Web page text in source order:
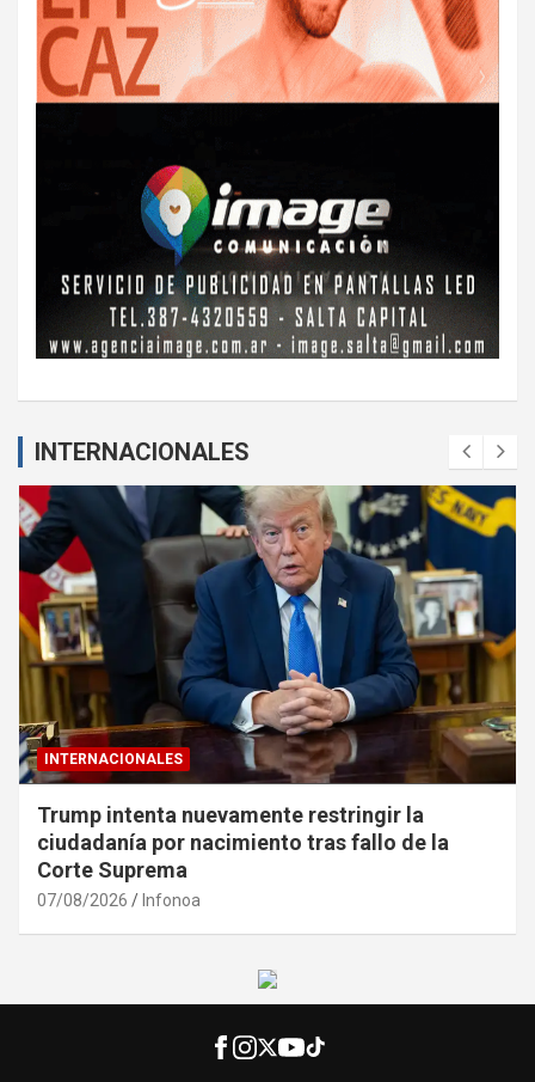
INTERNACIONALES
INTERNACIONALES
Trump intenta nuevamente restringir la
ciudadanía por nacimiento tras fallo de la
Corte Suprema
07/08/2026 Infonoa